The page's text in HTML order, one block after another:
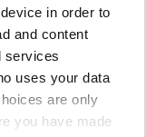
in order to
and content
services
uses your data
are only
you have made